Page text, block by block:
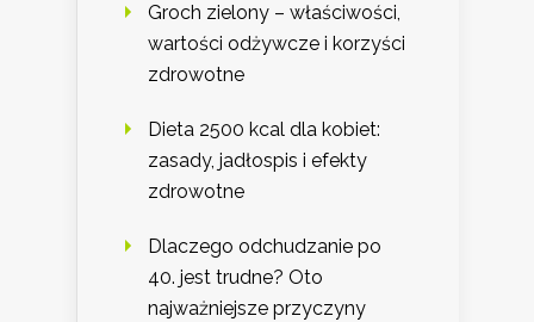
Groch zielony – właściwości,
wartości odżywcze i korzyści
zdrowotne
Dieta 2500 kcal dla kobiet:
zasady, jadłospis i efekty
zdrowotne
Dlaczego odchudzanie po
40. jest trudne? Oto
najważniejsze przyczyny